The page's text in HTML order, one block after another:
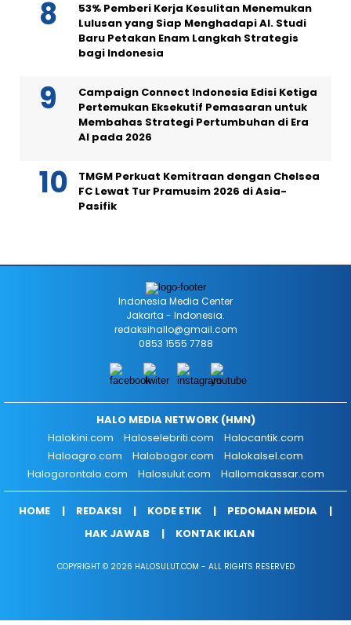
53% Pemberi Kerja Kesulitan Menemukan
Lulusan yang Siap Menghadapi AI. Studi
Baru Petakan Enam Langkah Strategis
bagi Indonesia
Campaign Connect Indonesia Edisi Ketiga
Pertemukan Eksekutif Pemasaran untuk
Membahas Strategi Pertumbuhan di Era
AI pada 2026
TMGM Perkuat Kemitraan dengan Chelsea
FC Lewat Tur Pramusim 2026 di Asia-
Pasifik
Indonesia Media Center
Jakarta - Indonesia.
redaksihallo@gmail.com
0853 1555 7788
HALO MEDIA NETWORK (HMN)
Halokini.com
Haloselebriti.com
Halocantik.com
Haloagro.com
Halobogor.com
Halokalsel.com
Halogorontalo.com
Halosulut.com Hallomakassar.com
HOME REDAKSI KODE ETIK
PEDOMAN MEDIA
HAK JAWAB
KONTAK IKLAN
COPYRIGHT © 2026 HALOSULUT.COM - ALL RIGHTS RESERVED